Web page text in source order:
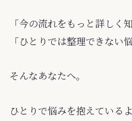
「今の流れをもっと詳しく
「ひとりでは整理できない
そんなあなたへ。
ひとりで悩みを抱えているよ